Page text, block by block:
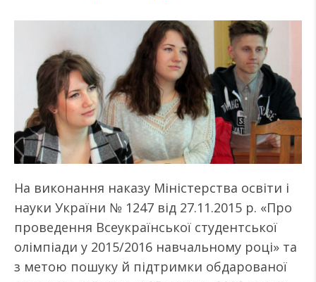
На виконання наказу Міністерства освіти і
науки України № 1247 від 27.11.2015 р. «Про
проведення Всеукраїнської студентської
олімпіади у 2015/2016 навчальному році» та
з метою пошуку й підтримки обдарованої